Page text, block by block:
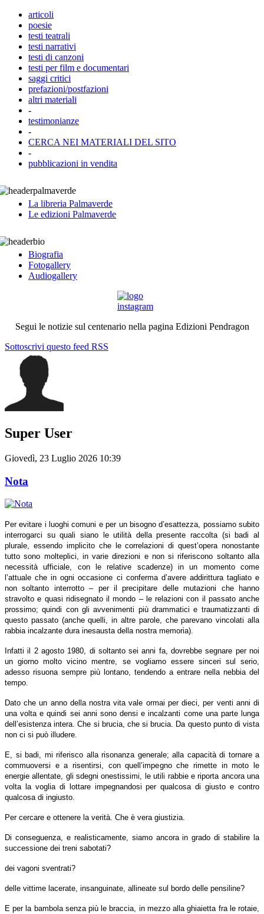
articoli
poesie
testi teatrali
testi narrativi
testi di canzoni
testi per film e documentari
saggi critici
prefazioni/postfazioni
altri materiali
-
testimonianze
-
CERCA NEI MATERIALI DEL SITO
-
pubblicazioni in vendita
La libreria Palmaverde
Le edizioni Palmaverde
Biografia
Fotogallery
Audiogallery
Segui le notizie sul centenario nella pagina Edizioni Pendragon
Sottoscrivi questo feed RSS
Super User
Giovedì, 23 Luglio 2026 10:39
Nota
Per evitare i luoghi comuni e per un bisogno d’esattezza, possiamo subito
interrogarci su quali siano le utilità della presente raccolta (si badi al
plurale, essendo implicito che le correlazioni di quest’opera nonostante
tutto sono molteplici, in varie direzioni e non si riferiscono soltanto alla
necessità ufficiale, con le relative scadenze) in un momento come
l’attuale che in ogni occasione ci conferma d’avere addirittura tagliato e
non soltanto interrotto – per il precipitare delle mutazioni che hanno
stravolto e quasi ridisegnato il mondo – le relazioni con il passato anche
prossimo; quindi con gli avvenimenti più drammatici e traumatizzanti di
questo passato (anche quelli, in altre parole, che parevano vincolati alla
rabbia incalzante dura inesausta della nostra memoria).
Infatti il 2 agosto 1980, di soltanto sei anni fa, dovrebbe segnare per noi
un giorno molto vicino mentre, se vogliamo essere sinceri sul serio,
adesso risuona sempre più lontano, tendendo a entrare nella nebbia del
tempo.
Dato che un anno della nostra vita vale ormai per dieci, per venti anni di
una volta e quindi sei anni sono densi e incalzanti come una parte lunga
dell’esistenza intera. Che si brucia, che si brucia. Da questo punto di vista
non ci si può illudere.
E, si badi, mi riferisco alla risonanza generale; alla capacità di tornare a
commuoversi e a risentirsi, con quell’impegno che rimette in moto le
energie allentate, gli sdegni onestissimi, le utili rabbie e riporta ancora una
volta la voglia di lottare impegnandosi per qualcosa di giusto e contro
qualcosa di ingiusto.
Per cercare e ottenere la verità. Che è vera giustizia.
Di conseguenza, e realisticamente, siamo ancora in grado di stabilire la
successione dei treni sabotati?
dei vagoni sventrati?
delle vittime lacerate, insanguinate, allineate sul bordo delle pensiline?
E per la bambola senza più le braccia, in mezzo alla ghiaietta fra le rotaie,